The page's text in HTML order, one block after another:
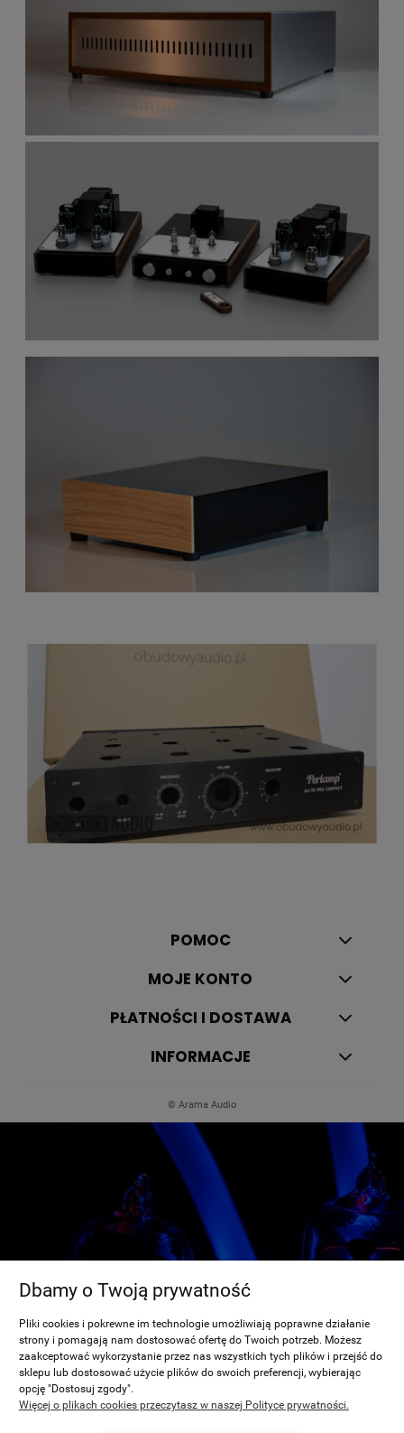
POMOC
MOJE KONTO
PŁATNOŚCI I DOSTAWA
INFORMACJE
© Arama Audio
Dbamy o Twoją prywatność
Pliki cookies i pokrewne im technologie umożliwiają poprawne działanie
strony i pomagają nam dostosować ofertę do Twoich potrzeb. Możesz
zaakceptować wykorzystanie przez nas wszystkich tych plików i przejść do
sklepu lub dostosować użycie plików do swoich preferencji, wybierając
opcję "Dostosuj zgody".
Więcej o plikach cookies przeczytasz w naszej Polityce prywatności.